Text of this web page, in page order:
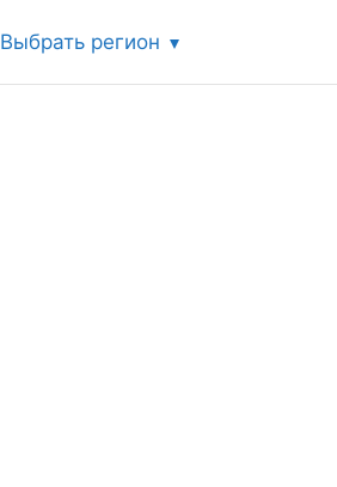
Выбрать регион